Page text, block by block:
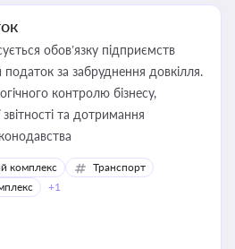
обов’язку підприємств
податок за забруднення довкілля.
контролю бізнесу,
та дотримання
комплекс
Транспорт
+1